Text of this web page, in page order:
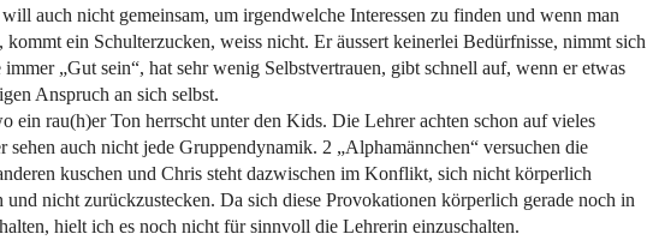
auch nicht gemeinsam, um irgendwelche Interessen zu finden und wenn man
ein Schulterzucken, weiss nicht. Er äussert keinerlei Bedürfnisse, nimmt sich
„Gut sein“, hat sehr wenig Selbstvertrauen, gibt schnell auf, wenn er etwas
Anspruch an sich selbst.
ein rau(h)er Ton herrscht unter den Kids. Die Lehrer achten schon auf vieles
sehen auch nicht jede Gruppendynamik. 2 „Alphamännchen“ versuchen die
kuschen und Chris steht dazwischen im Konflikt, sich nicht körperlich
und nicht zurückzustecken. Da sich diese Provokationen körperlich gerade noch in
hielt ich es noch nicht für sinnvoll die Lehrerin einzuschalten.